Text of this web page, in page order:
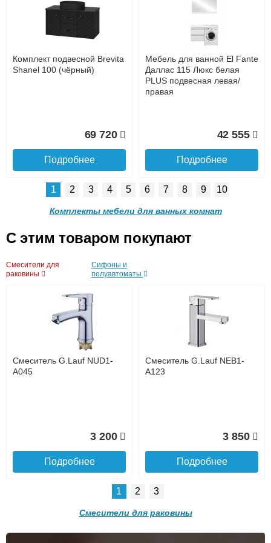
Лаванда 70 с правым
37 930
(Misty) Лаванда 80 прямая
9 980
Тумба для комплекта Мисти
(Misty) Лаванда 50 прямая
7 440
Подробнее
Мебель для ванной Misty
ящиками и правым
Подробнее
12 970 14 230
Комплект подвесной Brevita
Shanel 100 (чёрный)
69 720
Подробнее
Мебель для ванной El Fante
Даллас 115 Люкс белая
PLUS подвесная левая/
правая
42 555
Подробнее
Даллас 100 Люкс белая
40 905
Подробнее
Даллас 140 Люкс белая
Подробнее
Комплект подвесной Brevita
Shanel 100 (белый)
66 170
Комплект подвесной Brevita
Pallisandro 120 подвесной,
76 970
1 2 3 4 5 6 7 8 9 10
Комплекты мебели для ванных комнат
C этим товаром покупают
Смесители для
раковины
Сифоны и
полуавтоматы
Смеситель G.Lauf NUD1-
A045
3 200
Подробнее
Смеситель G.Lauf NEB1-
A123
3 850
Подробнее
1 2 3
Смесители для раковины